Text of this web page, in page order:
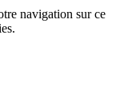
navigation sur ce